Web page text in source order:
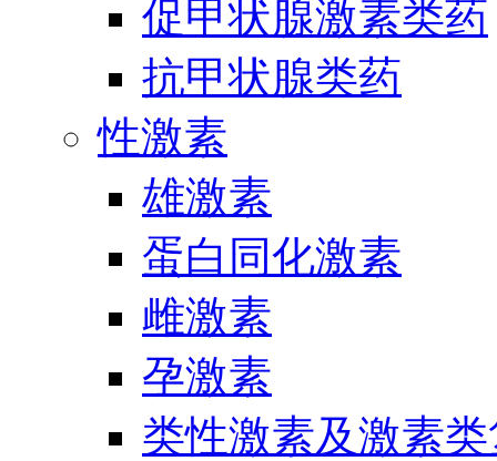
促甲状腺激素类药
抗甲状腺类药
性激素
雄激素
蛋白同化激素
雌激素
孕激素
类性激素及激素